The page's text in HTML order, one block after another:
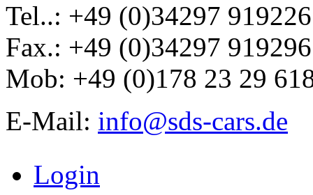
Tel..: +49 (0)34297 919226
Fax.: +49 (0)34297 919296
Mob: +49 (0)178 23 29
E-Mail: info@sds-cars.de
Login